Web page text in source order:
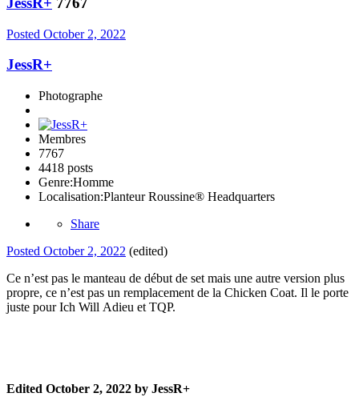
Posted October 2, 2022
JessR+
Photographe
Membres
7767
4418 posts
Genre:Homme
Localisation:Planteur Roussine® Headquarters
Share
Posted October 2, 2022 (edited)
Ce n’est pas le manteau de début de set mais une autre version plus
propre, ce n’est pas un remplacement de la Chicken Coat. Il le porte
juste pour Ich Will Adieu et TQP.
Edited October 2, 2022 by JessR+